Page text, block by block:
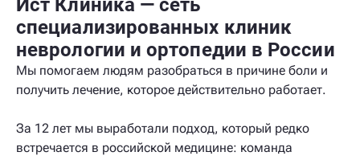
Ист Клиника — сеть
специализированных клиник
неврологии и ортопедии в России
Мы помогаем людям разобраться в причине боли и
получить лечение, которое действительно работает.
За 12 лет мы выработали подход, который редко
встречается в российской медицине: команда